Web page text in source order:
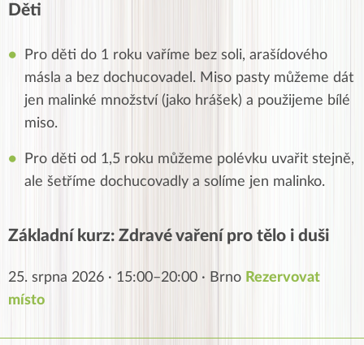
Děti
Pro děti do 1 roku vaříme bez soli, arašídového
másla a bez dochucovadel. Miso pasty můžeme dát
jen malinké množství (jako hrášek) a použijeme bílé
miso.
Pro děti od 1,5 roku můžeme polévku uvařit stejně,
ale šetříme dochucovadly a solíme jen malinko.
Základní kurz: Zdravé vaření pro tělo i duši
25. srpna 2026 · 15:00–20:00 · Brno Rezervovat
místo